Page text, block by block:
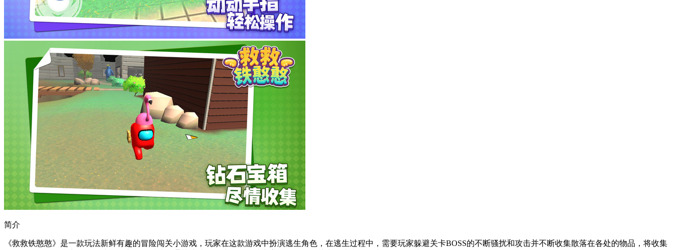
简介
《救救铁憨憨》是一款玩法新鲜有趣的冒险闯关小游戏，玩家在这款游戏中扮演逃生角色，在逃生过程中，需要玩家躲避关卡BOSS的不断骚扰和攻击并不断收集散落在各处的物品，将收集